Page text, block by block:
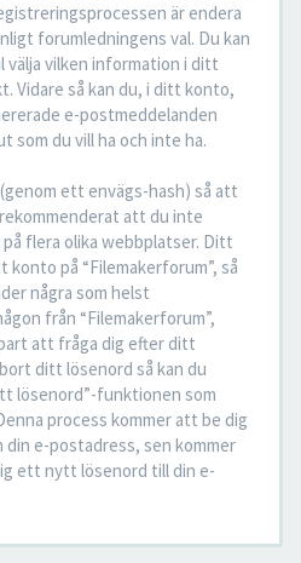
är endera
forumledningens val. Du kan
välja vilken information i ditt
Vidare så kan du, i ditt konto,
e-postmeddelanden
som du vill ha och inte ha.
ett envägs-hash) så att
att du inte
flera olika webbplatser. Ditt
på “Filemakerforum”, så
några som helst
från “Filemakerforum”,
att fråga dig efter ditt
ditt lösenord så kan du
lösenord”-funktionen som
process kommer att be dig
din e-postadress, sen kommer
ett nytt lösenord till din e-